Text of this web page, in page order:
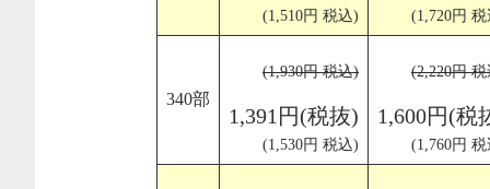
(1,510円 税込) (1,720円
340部
(1,930円 税込)
1,391円(税抜)
(1,530円 税込)
(2,220円
1,600円(税
(1,760円